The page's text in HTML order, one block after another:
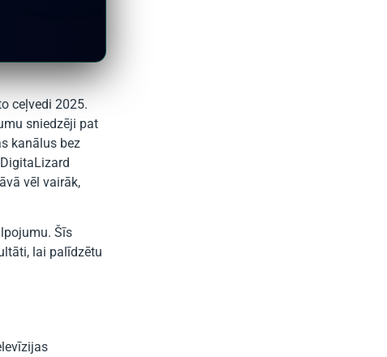
ceļvedi 2025.
sniedzēji pat
kanālus bez
vēl vairāk,
Šīs
lai palīdzētu